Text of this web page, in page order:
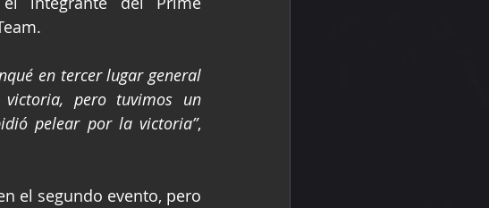
en tercer lugar general
pero tuvimos un
pelear por la victoria”,
el segundo evento, pero